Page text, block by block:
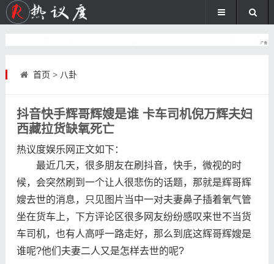
首页 > 八卦
抖音快手辉哥辉嫂是谁 卡车司机倪万辉夫妇
西藏拉货缺氧死亡
热议度娱乐网 正文如下：
最近几天，很多朋友在刷抖音，快手，微视的时
候，会突然刷到一个让人很悲伤的话题，那就是辉哥辉
嫂去世的消息，只见图片当中一对夫妻鼻子插着氧气管
坐在货车上，下方评论区很多网友纷纷感叹来世不当货
车司机，也有人高呼一路走好，那么到底这辉哥辉嫂是
谁呢?他们夫妻二人又是怎样去世的呢?